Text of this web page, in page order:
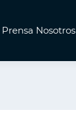
Prensa Nosotros